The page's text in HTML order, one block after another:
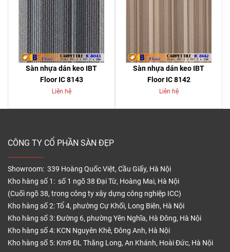
Sàn nhựa dán keo IBT
Floor IC 8143
Liên hệ
Sàn nhựa dán keo IBT
Floor IC 8142
Liên hệ
CÔNG TY CỔ PHẦN SÀN ĐẸP
Showroom: 339 Hoàng Quốc Việt, Cầu Giấy, Hà Nội
Kho hàng số 1: số 1 ngõ 38 Đại Từ, Hoàng Mai, Hà Nội
(Cuối ngõ 38, trong công ty xây dựng công nghiệp ICC)
Kho hàng số 2: Tổ 4, phường Cự Khối, Long Biên, Hà Nội
Kho hàng số 3: Đường 6, phường Yên Nghĩa, Hà Đông, Hà Nội
Kho hàng số 4: KCN Nguyên Khê, Đông Anh, Hà Nội
Kho hàng số 5: Km9 ĐL Thăng Long, An Khánh, Hoài Đức, Hà Nội